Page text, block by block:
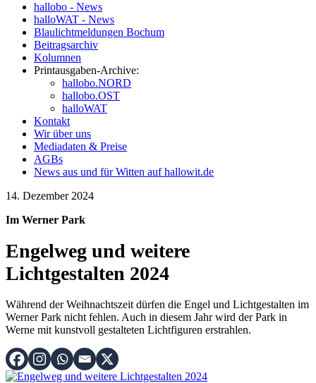
hallobo - News
halloWAT - News
Blaulichtmeldungen Bochum
Beitragsarchiv
Kolumnen
Printausgaben-Archive:
hallobo.NORD
hallobo.OST
halloWAT
Kontakt
Wir über uns
Mediadaten & Preise
AGBs
News aus und für Witten auf hallowit.de
14. Dezember 2024
Im Werner Park
Engelweg und weitere
Lichtgestalten 2024
Während der Weihnachtszeit dürfen die Engel und Lichtgestalten im
Werner Park nicht fehlen. Auch in diesem Jahr wird der Park in
Werne mit kunstvoll gestalteten Lichtfiguren erstrahlen.